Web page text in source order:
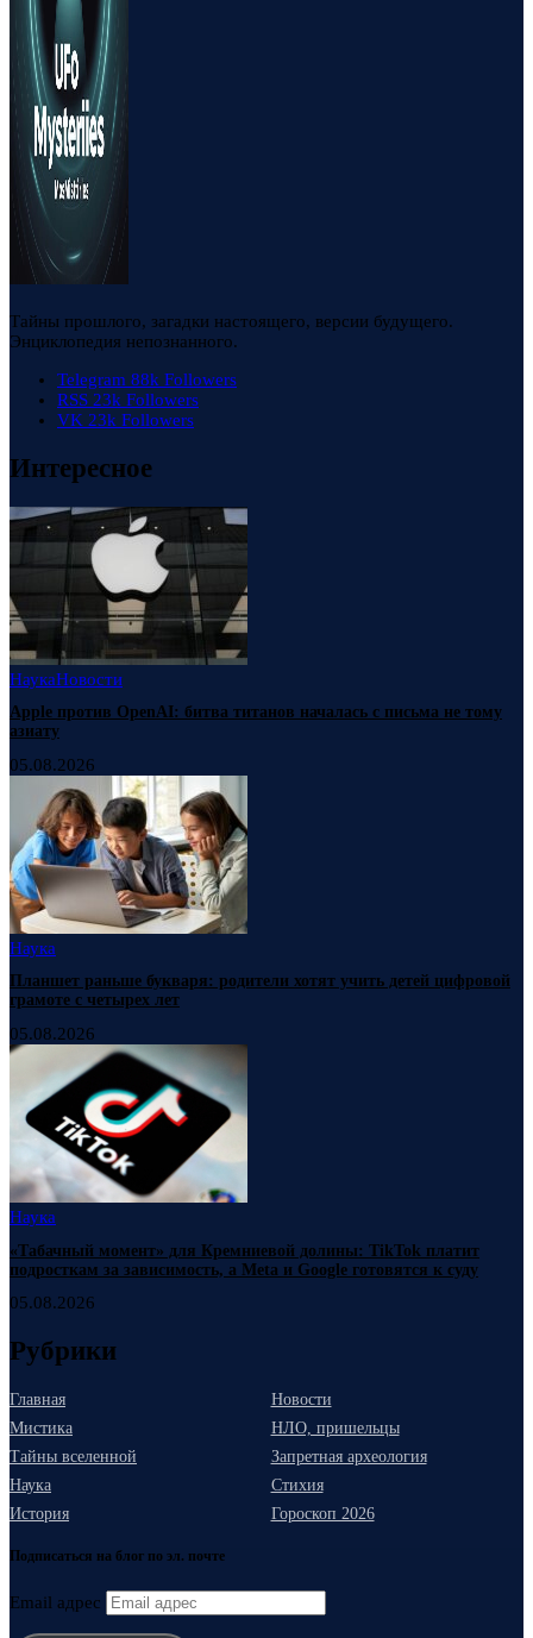
Тайны прошлого, загадки настоящего, версии будущего.
Энциклопедия непознанного.
Telegram 88k Followers
RSS 23k Followers
VK 23k Followers
Интересное
НаукаНовости
Apple против OpenAI: битва титанов началась с письма не тому
азиату
05.08.2026
Наука
Планшет раньше букваря: родители хотят учить детей цифровой
грамоте с четырех лет
05.08.2026
Наука
«Табачный момент» для Кремниевой долины: TikTok платит
подросткам за зависимость, а Meta и Google готовятся к суду
05.08.2026
Рубрики
Главная
Новости
Мистика
НЛО, пришельцы
Тайны вселенной
Запретная археология
Наука
Стихия
История
Гороскоп 2026
Подписаться на блог по эл. почте
Email адрес